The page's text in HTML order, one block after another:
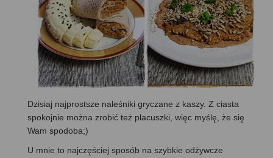
Dzisiaj najprostsze naleśniki gryczane z kaszy. Z ciasta
spokojnie można zrobić też placuszki, więc myślę, że się
Wam spodoba;)
U mnie to najczęściej sposób na szybkie odżywcze